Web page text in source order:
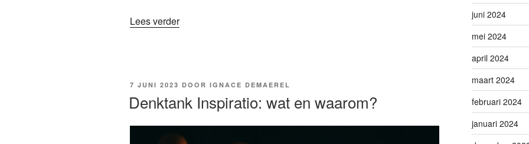
Lees verder“Verslag
Inspiratio
(6
2023,
GEPLAATST
7 JUNI 2023 DOOR IGNACE DEMAEREL
Denktank Inspiratio: wat en waarom?
juni 2024
mei 2024
april 2024
maart 2024
februari 2024
januari 2024